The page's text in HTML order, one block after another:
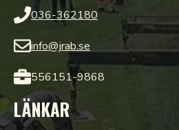
036-362180
info@jrab.se
556151-9868
LÄNKAR